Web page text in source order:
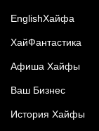
EnglishХайфа
XайФантастика
Афиша Хайфы
Ваш Бизнес
История Хайфы